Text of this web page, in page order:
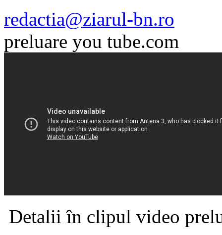
redactia@ziarul-bn.ro
preluare you tube.com
Detalii în clipul video